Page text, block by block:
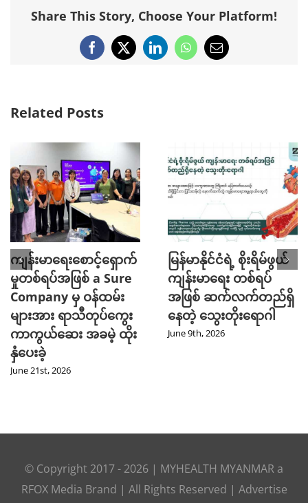
Share This Story, Choose Your Platform!
Facebook
X LinkedInWhatsApp
Email
Related Posts
ကျန်းမာရေးစောင့်ရှောက်
မှုတစ်ရပ်အဖြစ် a Sure
Company မှ ဝန်ထမ်း
များအား ရာသီတုပ်ကွေး
ကာကွယ်ဆေး အခမဲ့ ထိုး
နှံပေးခဲ့
June 21st, 2026
မြန်မာနိုင်ငံရဲ့ စိုးရိမ်ဖွယ်
ကျန်းမာရေး တစ်ရပ်
အဖြစ် ဆက်လက်တည်ရှိ
နေတဲ့ သွေးတိုးရောဂါ
June 9th, 2026
© Copyright 2017 - 2026 | MYHEALTH MYANMAR a
RFOX Media Brand | All Rights Reserved | Advertise